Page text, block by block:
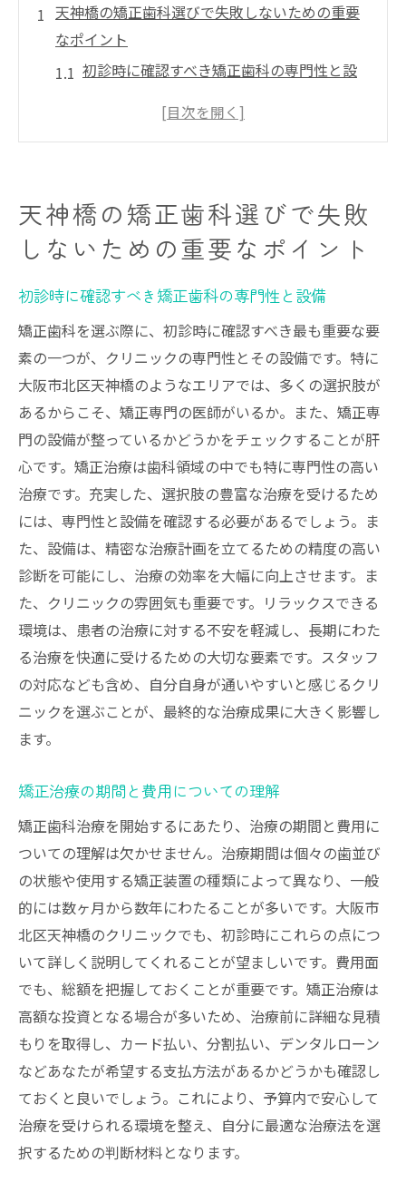
天神橋の矯正歯科選びで失敗しないための重要
なポイント
初診時に確認すべき矯正歯科の専門性と設
矯正治療の期間と費用についての理解
医師の資格と専門性を見極める
矯正歯科のアフターケアの重要性
大阪市北区天神橋で矯正歯科を選ぶ際に考慮す
べき技術と実績
最新の矯正技術の種類とその特徴
クリニックの実績と成功例を調べる
治療に使用される機器の新しさ
クリニックの医院理念を確認する
技術力・勉強力を知る学会への参加
技術と実績がもたらす治療の効果
理想の笑顔を手に入れるための天神橋の矯正歯
科選びの秘訣
笑顔をデザインするためのカウンセリング
個々のニーズに応じた治療プランの提案
矯正治療がもたらす心理的効果
笑顔の改善に向けた目標設定
健康的な生活をサポートするために必要な矯正
歯科の選び方
矯正治療が健康に及ぼす影響
正しい噛み合わせがもたらす健康効果
口腔ケアと全身の健康の関連性
早く確実な治療に必要な定期的な通院の重
要性
医療と健康管理の一環としての矯正歯科
長期的な健康メリットを考慮した選択
アクセス便利な天神橋で見つける信頼できる矯
正歯科
通院しやすい交通手段と立地条件
診療時間の柔軟性とライフスタイルの調和
天神橋の矯正歯科選びで失敗
しないための重要なポイント
初診時に確認すべき矯正歯科の専門性と設備
矯正歯科を選ぶ際に、初診時に確認すべき最も重要な要
素の一つが、クリニックの専門性とその設備です。特に
大阪市北区天神橋のようなエリアでは、多くの選択肢が
あるからこそ、矯正専門の医師がいるか。また、矯正専
門の設備が整っているかどうかをチェックすることが肝
心です。矯正治療は歯科領域の中でも特に専門性の高い
治療です。充実した、選択肢の豊富な治療を受けるため
には、専門性と設備を確認する必要があるでしょう。ま
た、設備は、精密な治療計画を立てるための精度の高い
診断を可能にし、治療の効率を大幅に向上させます。ま
た、クリニックの雰囲気も重要です。リラックスできる
環境は、患者の治療に対する不安を軽減し、長期にわた
る治療を快適に受けるための大切な要素です。スタッフ
の対応なども含め、自分自身が通いやすいと感じるクリ
ニックを選ぶことが、最終的な治療成果に大きく影響し
ます。
矯正治療の期間と費用についての理解
矯正歯科治療を開始するにあたり、治療の期間と費用に
ついての理解は欠かせません。治療期間は個々の歯並び
の状態や使用する矯正装置の種類によって異なり、一般
的には数ヶ月から数年にわたることが多いです。大阪市
北区天神橋のクリニックでも、初診時にこれらの点につ
いて詳しく説明してくれることが望ましいです。費用面
でも、総額を把握しておくことが重要です。矯正治療は
高額な投資となる場合が多いため、治療前に詳細な見積
もりを取得し、カード払い、分割払い、デンタルローン
などあなたが希望する支払方法があるかどうかも確認し
ておくと良いでしょう。これにより、予算内で安心して
治療を受けられる環境を整え、自分に最適な治療法を選
択するための判断材料となります。